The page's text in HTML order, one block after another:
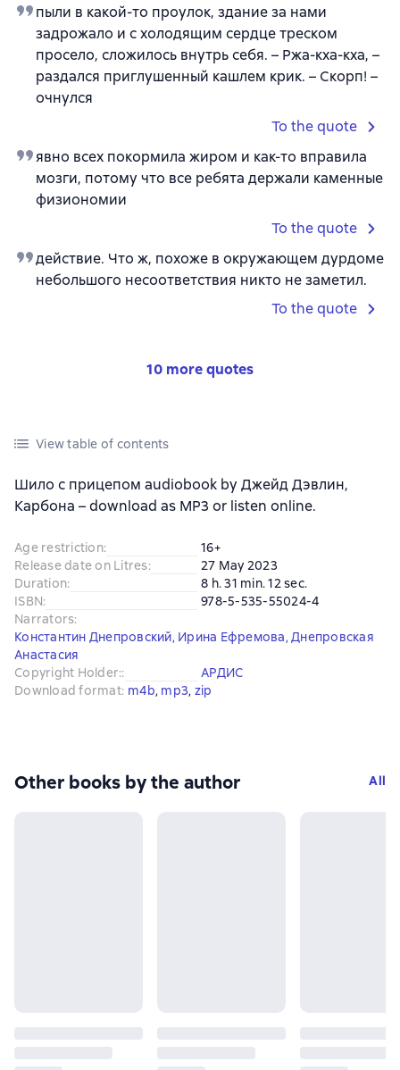
пыли в какой-то проулок, здание за нами
задрожало и с холодящим сердце треском
просело, сложилось внутрь себя. – Ржа-кха-кха, –
раздался приглушенный кашлем крик. – Скорп! –
очнулся
To the quote
явно всех покормила жиром и как-то вправила
мозги, потому что все ребята держали каменные
физиономии
To the quote
действие. Что ж, похоже в окружающем дурдоме
небольшого несоответствия никто не заметил.
To the quote
10 more quotes
View table of contents
Шило с прицепом audiobook by Джейд Дэвлин,
Карбона – download as MP3 or listen online.
Age restriction:
16+
Release date on Litres:
27 May 2023
Duration:
8 h. 31 min. 12 sec.
ISBN:
978-5-535-55024-4
Narrators:
Константин Днепровский, Ирина Ефремова, Днепровская
Анастасия
Copyright Holder::
АРДИС
Download format: m4b, mp3, zip
Other books by the author All